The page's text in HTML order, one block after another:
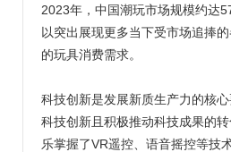
2023年，中国潮玩市场规模约达
以突出展现更多当下受市场追捧
的玩具消费需求。
科技创新是发展新质生产力的核
科技创新且积极推动科技成果的
乐掌握了VR遥控、语音摇控等技